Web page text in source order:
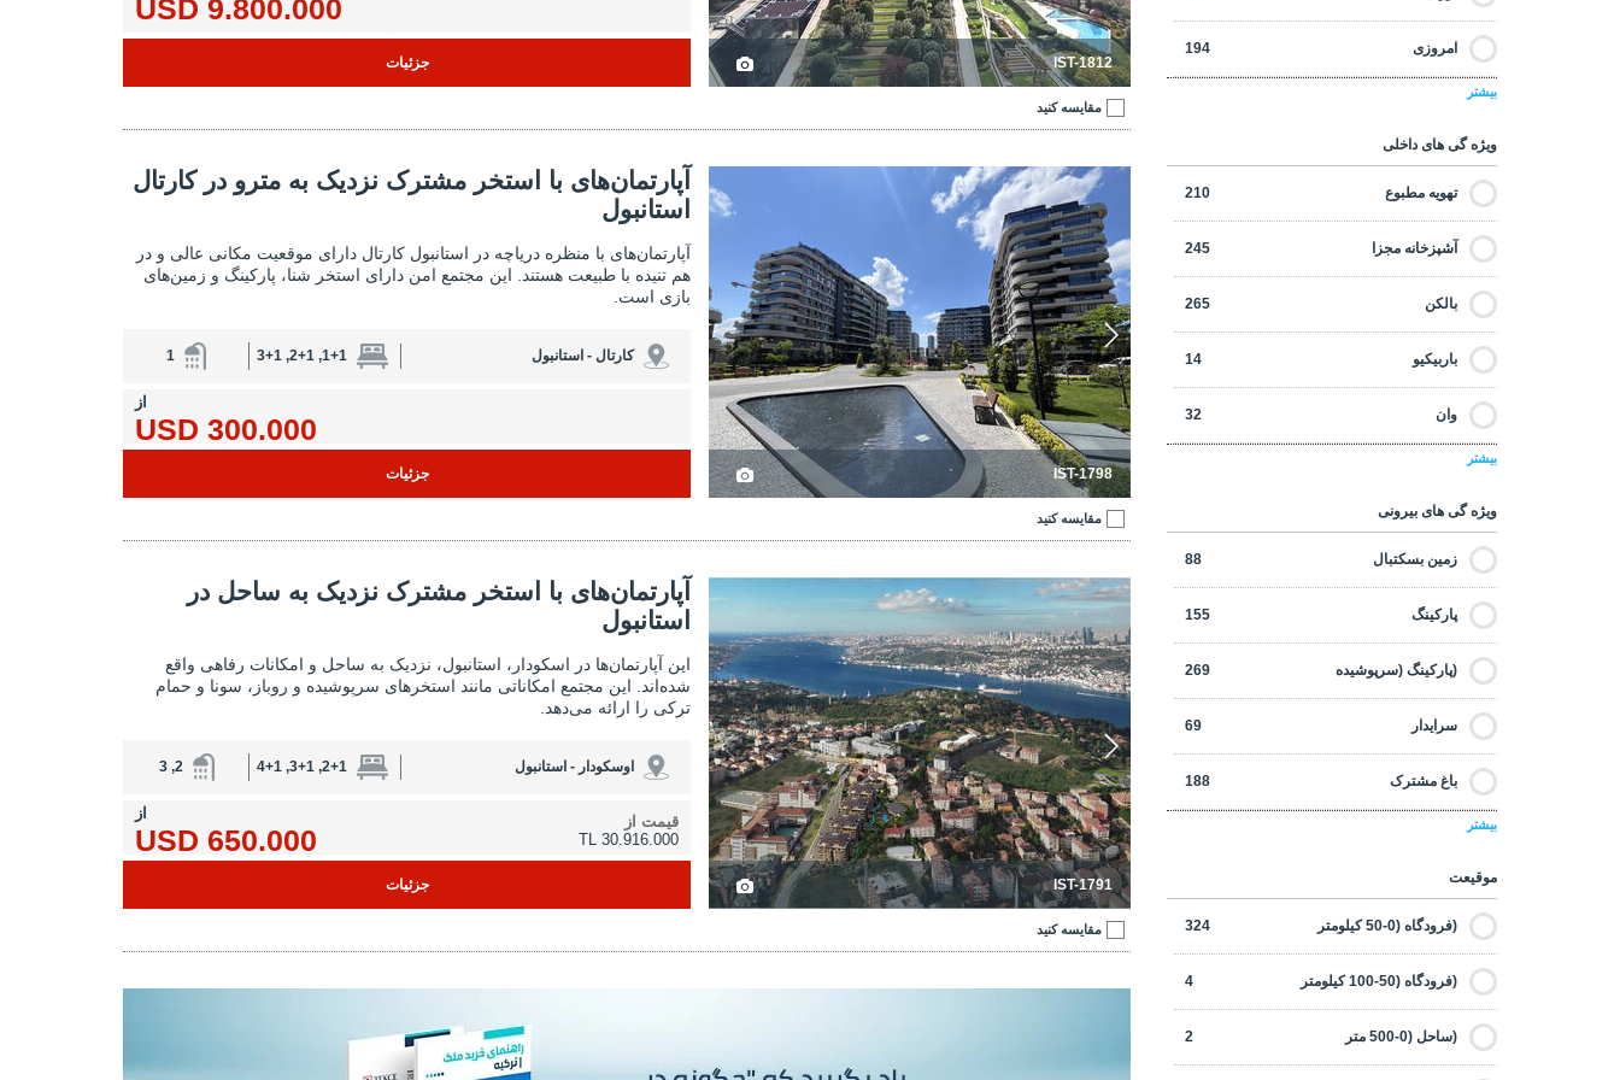
امروزی 194
مناسب برای اخذ شهروندی
منظره دریا
بیشتر
ویژه گی های داخلی
تهویه مطبوع 210
آشپزخانه مجزا 245
بالکن 265
باربیکیو 14
وان 32
جکوزی
وسایل آشپزخانه
بیشتر
ویژه گی های بیرونی
زمین بسکتبال 88
پارکینگ 155
(پارکینگ (سرپوشیده 269
سرایدار 69
باغ مشترک 188
بیشتر
موقیعت
(فرودگاه (0-50 کیلومتر 324
(فرودگاه (50-100 کیلومتر 4
(ساحل (0-500 متر 2
IST-1812
9.800.000 USD
جزئیات
مقایسه کنید
آپارتمان‌های با استخر مشترک نزدیک به مترو در آپارتمان‌های با استخر مشترک نزدیک به مترو در کارتال استانبول 2 آپارتمان‌های با استخر مشترک نزدیک به مترو در کارتال استانبول 3
IST-1798
آپارتمان‌های با استخر مشترک نزدیک به مترو در کارتال
استانبول
آپارتمان‌های با منظره دریاچه در استانبول کارتال دارای موقعیت مکانی عالی و در
هم تنیده با طبیعت هستند. این مجتمع امن دارای استخر شنا، پارکینگ و زمین‌های
بازی است.
کارتال - استانبول 1+1, 2+1, 3+1
1
از
300.000 USD
جزئیات
مقایسه کنید
آپارتمان‌های با استخر مشترک نزدیک به ساحل آپارتمان‌های با استخر مشترک نزدیک به ساحل در استانبول 2 آپارتمان‌های با استخر مشترک نزدیک به ساحل در استانبول 3
IST-1791
آپارتمان‌های با استخر مشترک نزدیک به ساحل در
استانبول
این آپارتمان‌ها در اسکودار، استانبول، نزدیک به ساحل و امکانات رفاهی واقع
شده‌اند. این مجتمع امکاناتی مانند استخرهای سرپوشیده و روباز، سونا و حمام
ترکی را ارائه می‌دهد.
اوسکودار - استانبول 2+1, 3+1, 4+1
2, 3
قیمت از
30.916.000 TL
از
650.000 USD
جزئیات
مقایسه کنید